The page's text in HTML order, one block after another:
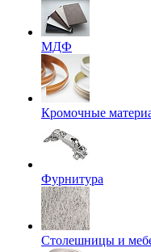
МДФ
Кромочные
Фурнитура
Столешницы и